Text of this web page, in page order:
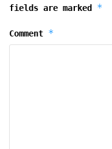
fields are marked *
Comment *